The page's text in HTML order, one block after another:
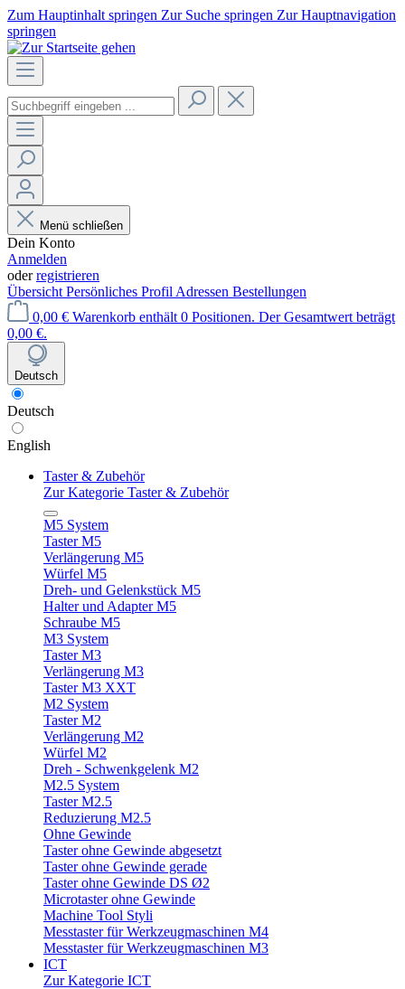
Zum Hauptinhalt springen Zur Suche springen Zur Hauptnavigation
springen
Menü schließen
Dein Konto
Anmelden
oderregistrieren
Übersicht Persönliches Profil Adressen Bestellungen
0,00 € Warenkorb enthält 0 Positionen. Der Gesamtwert beträgt
0,00 €.
Deutsch
Deutsch
English
Taster & Zubehör
Zur Kategorie Taster & Zubehör
M5 System
Taster M5
Verlängerung M5
Würfel M5
Dreh- und Gelenkstück M5
Halter und Adapter M5
Schraube M5
M3 System
Taster M3
Verlängerung M3
Taster M3 XXT
M2 System
Taster M2
Verlängerung M2
Würfel M2
Dreh - Schwenkgelenk M2
M2.5 System
Taster M2.5
Reduzierung M2.5
Ohne Gewinde
Taster ohne Gewinde abgesetzt
Taster ohne Gewinde gerade
Taster ohne Gewinde DS Ø2
Microtaster ohne Gewinde
Machine Tool Styli
Messtaster für Werkzeugmaschinen M4
Messtaster für Werkzeugmaschinen M3
ICT
Zur Kategorie ICT